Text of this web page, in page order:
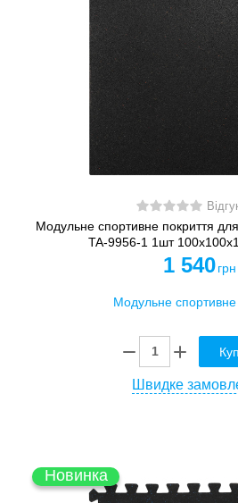
Модульне спортивне покриття
TA-9956-1 1шт
1 540 грн
Швидке
Новинка